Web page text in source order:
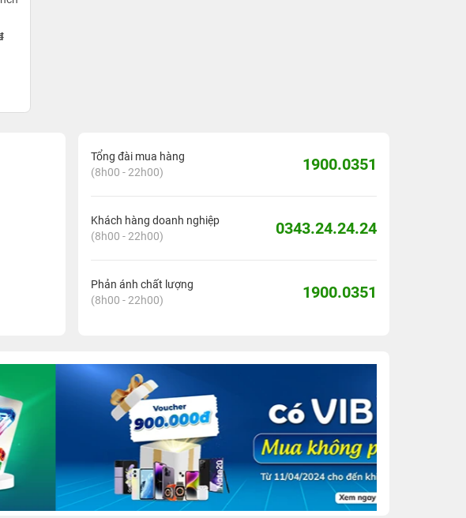
Tổng đài mua hàng
(8h00 - 22h00)
1900.0351
Khách hàng doanh nghiệp
(8h00 - 22h00)
0343.24.24.24
Phản ánh chất lượng
(8h00 - 22h00)
1900.0351